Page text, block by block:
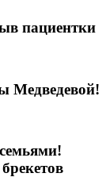
пациентки
Медведевой!